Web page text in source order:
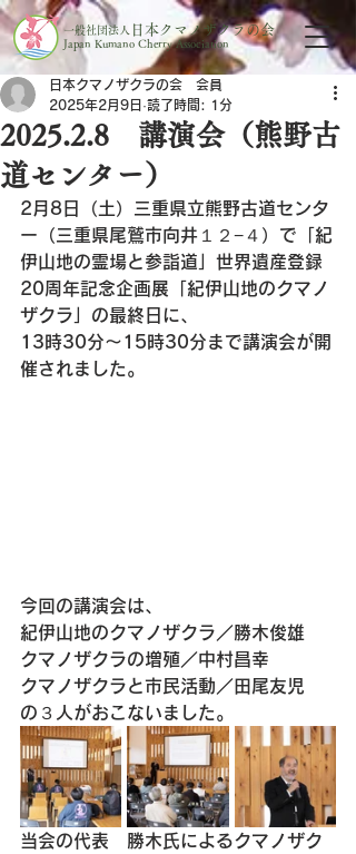
一般社団法人 日本クマノザクラの会
Japan Kumano Cherry Association
2025.2.8 講演会（熊野古
道センター）
日本クマノザクラの会 会員
2025年2月9日 読了時間: 1分
2月8日（土）三重県立熊野古道センタ
ー（三重県尾鷲市向井１２−４）で 「紀
伊山地の霊場と参詣道」世界遺産登録
20周年記念企画展「 紀伊山地のクマノ
ザクラ」の最終日に、
13時30分～15時30分まで講演会が開
催されました。
今回の講演会は、
紀伊山地のクマノザクラ／勝木俊雄
クマノザクラの増殖／中村昌幸
クマノザクラと市民活動／田尾友児
の３人がおこないました。
当会の代表 勝木氏によるクマノザク